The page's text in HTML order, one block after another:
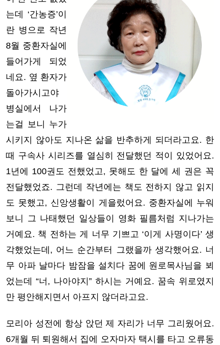
는데 ‘간농증’이
란 병으로 작년
8월 중환자실에
들어가게 되었
네요. 옆 환자가
돌아가시고야
병실에서 나가
는걸 보니 누가
시키지 않아도 지나온 삶을 반추하게 되더라고요. 한
때 구속사 시리즈를 열심히 전달했던 적이 있었어요.
1년에 100권도 전했었고, 못해도 한 달에 세 권은 꼭
전달했었죠. 그런데 작년에는 책도 전하지 않고 읽지
도 못했고, 신앙생활이 게을렀어요. 중환자실에 누워
보니 그 나태했던 일상들이 영화 필름처럼 지나가는
거예요. 책 전하는 게 너무 기쁘고 ‘이게 사명이다’ 생
각했었는데, 어느 순간부터 그랬을까 생각했어요. 너
무 아파 날마다 밤잠을 설치다 꿈에 원로목사님을 뵈
었는데 “너, 나아야지” 하시는 거예요. 꿈속 위로였지
만 평안해지면서 아프지 않더라고요.
모리아 성전에 항상 앉던 제 자리가 너무 그리웠어요.
6개월 뒤 퇴원해서 집에 오자마자 택시를 타고 오류동